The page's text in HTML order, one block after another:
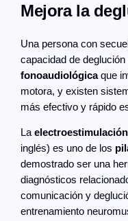
Mejora la
Una persona con
capacidad de
fonoaudiológicaque
motora, y existen
más efectivo y rápido
La
inglés) es uno de los
demostrado ser una
diagnósticos
comunicación y
entrenamiento